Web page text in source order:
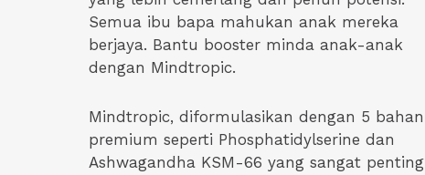
Semua ibu bapa mahukan anak mereka
berjaya. Bantu booster minda anak-anak
dengan Mindtropic.
Mindtropic, diformulasikan dengan 5 bahan
premium seperti Phosphatidylserine dan
Ashwagandha KSM-66 yang sangat penting